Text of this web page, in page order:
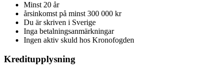
Minst 20 år
årsinkomst på minst 300 000 kr
Du är skriven i Sverige
Inga betalningsanmärkningar
Ingen aktiv skuld hos Kronofogden
Kreditupplysning